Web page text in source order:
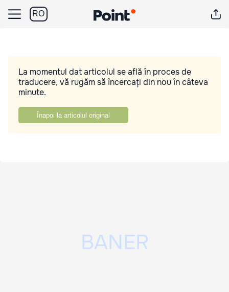
RO
La momentul dat articolul se află în proces de
traducere, vă rugăm să încercați din nou în câteva
minute.
Înapoi la articolul original